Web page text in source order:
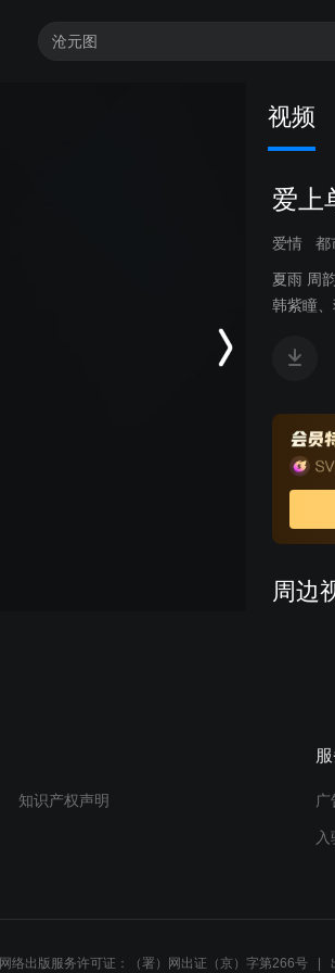
视频
爱上
爱情 都
夏雨 周
韩紫瞳
孩，可
娶妻生
福，蒋
意。可
次冲突
们两人
是后来
周边
知识产权声明 广
网络出版服务许可证：（署）网出证（京）字第266号